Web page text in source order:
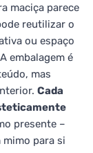
maciça parece
reutilizar o
ou espaço
embalagem é
mas
Cada
presente –
mimo para si